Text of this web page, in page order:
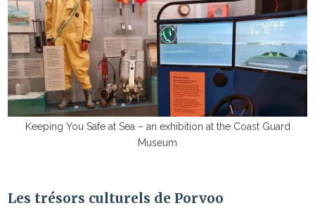
Keeping You Safe at Sea – an exhibition at the Coast Guard
Museum
Les trésors culturels de Porvoo